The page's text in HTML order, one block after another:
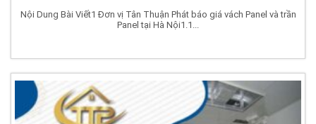
Nội Dung Bài Viết1 Đơn vị Tân Thuận Phát báo giá vách Panel và trần
Panel tại Hà Nội1.1...